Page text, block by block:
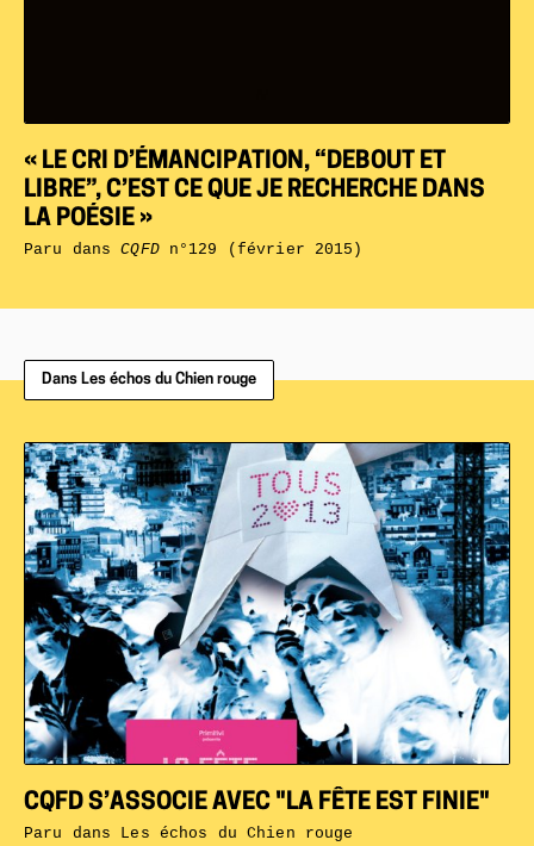
« LE CRI D’ÉMANCIPATION, “DEBOUT ET
LIBRE”, C’EST CE QUE JE RECHERCHE DANS
LA POÉSIE »
Paru dansCQFDn°129 (février 2015)
Dans Les échos du Chien rouge
CQFD S’ASSOCIE AVEC "LA FÊTE EST FINIE"
Paru dans Les échos du Chien rouge